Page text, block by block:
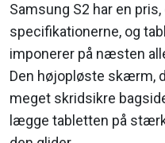
Samsung S2 har en
specifikationerne, og
imponerer på næsten
Den højopløste skærm,
meget skridsikre
lægge tabletten på